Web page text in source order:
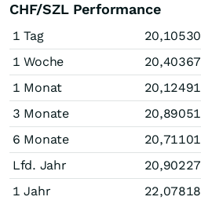
CHF/SZL Performance
1 Tag 20,10530
1 Woche
20,40367
1 Monat
20,12491
3 Monate
20,89051
6 Monate
20,71101
Lfd. Jahr
20,90227
1 Jahr
22,07818